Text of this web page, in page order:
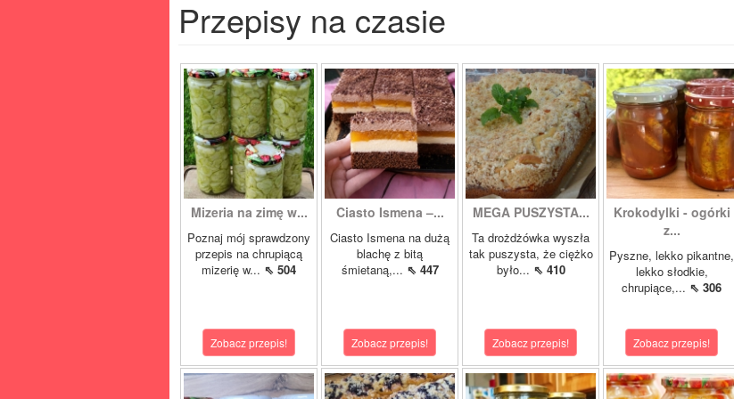
Przepisy na czasie
Mizeria na zimę w...
Poznaj mój sprawdzony
przepis na chrupiącą
mizerię w... ⇖ 504
Zobacz przepis!
Ciasto Ismena –...
Ciasto Ismena na dużą
blachę z bitą
śmietaną,... ⇖ 447
Zobacz przepis!
MEGA PUSZYSTA...
Ta drożdżówka wyszła
tak puszysta, że ciężko
było... ⇖ 410
Zobacz przepis!
Krokodylki - ogórki
z...
Pyszne, lekko pikantne,
lekko słodkie,
chrupiące,... ⇖ 306
Zobacz przepis!